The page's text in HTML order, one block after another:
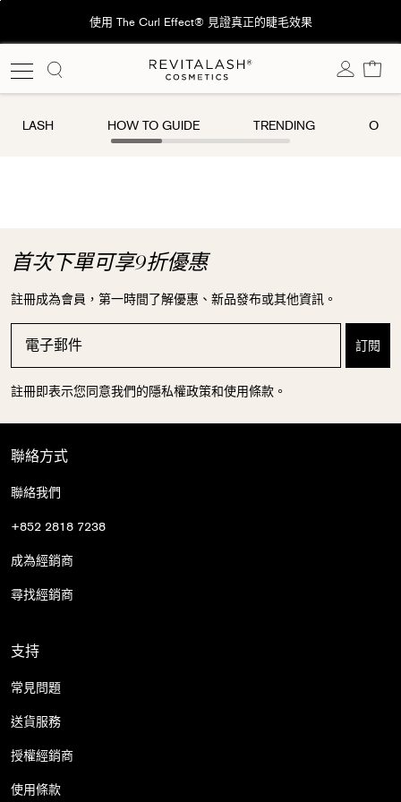
容
使用 The Curl Effect® 見證真正的睫毛效果
購
LASH HOW TO GUIDE TRENDING OUR
首次下單可享9折優惠
註冊成為會員，第一時間了解優惠、新品發布或其他資訊。
註冊即表示您同意我們的隱私權政策和使用條款。
聯絡方式
聯絡我們
+852 2818 7238
成為經銷商
尋找經銷商
支持
常見問題
送貨服務
授權經銷商
使用條款